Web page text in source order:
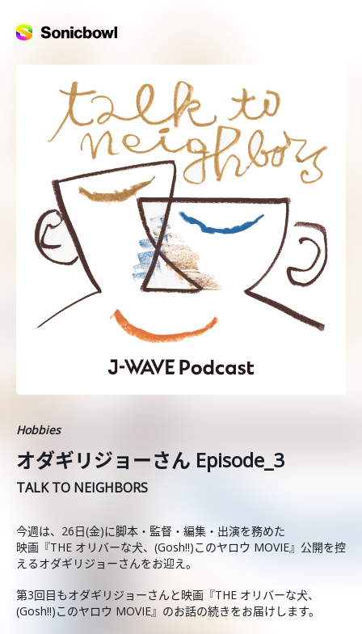
Hobbies
オダギリジョーさん Episode_3
TALK TO NEIGHBORS
今週は、26日(金)に脚本・監督・編集・出演を務めた
映画『THE オリバーな犬、(Gosh!!)このヤロウ MOVIE』公開を控
えるオダギリジョーさんをお迎え。
第3回目もオダギリジョーさんと映画『THE オリバーな犬、
(Gosh!!)このヤロウ MOVIE』のお話の続きをお届けします。